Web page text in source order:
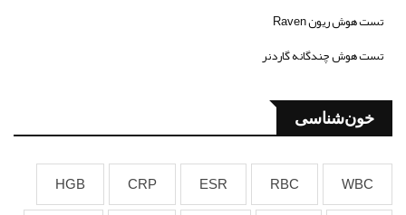
تست هوش ریون Raven
تست هوش چندگانه گاردنر
خون‌شناسی
WBC
RBC
ESR
CRP
HGB